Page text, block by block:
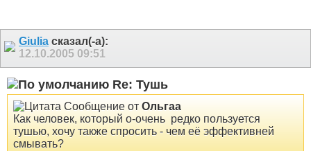
Giulia сказал(-а):
12.10.2005 09:51
Re: Тушь
Сообщение от Ольгаа
Как человек, который о-очень редко пользуется
тушью, хочу также спросить - чем её эффективней
смывать?